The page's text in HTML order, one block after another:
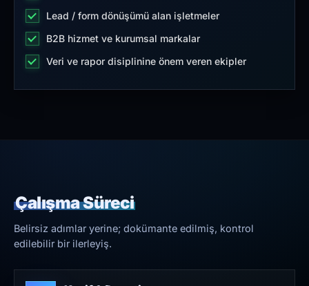
Lead / form dönüşümü alan işletmeler
B2B hizmet ve kurumsal markalar
Veri ve rapor disiplinine önem veren ekipler
Çalışma Süreci
Belirsiz adımlar yerine; dokümante edilmiş, kontrol
edilebilir bir ilerleyiş.